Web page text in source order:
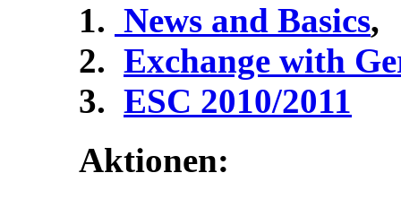
News and Basics,
Exchange with
ESC 2010/2011
Aktionen: